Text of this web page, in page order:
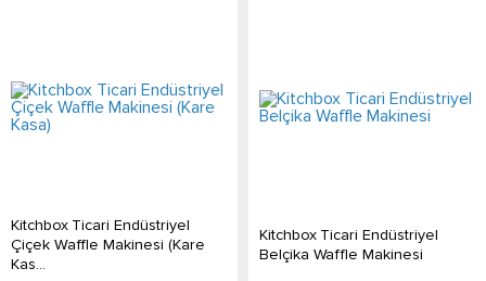
Kitchbox Ticari Endüstriyel
Çiçek Waffle Makinesi (Kare
Kas...
Kitchbox Ticari Endüstriyel
Belçika Waffle Makinesi